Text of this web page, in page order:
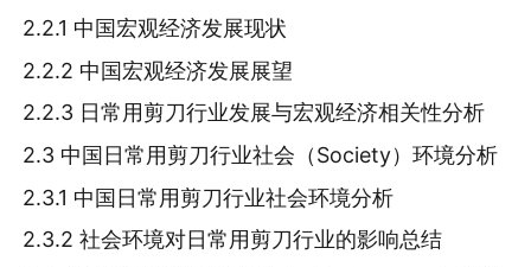
2.2.1 中国宏观经济发展现状
2.2.2 中国宏观经济发展展望
2.2.3 日常用剪刀行业发展与宏观经济相关性分析
2.3 中国日常用剪刀行业社会（Society）环境分析
2.3.1 中国日常用剪刀行业社会环境分析
2.3.2 社会环境对日常用剪刀行业的影响总结